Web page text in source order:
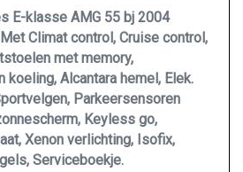
installatie
in hoogte verstelbaar
E-klasse AMG 55 bj 2004
Climat control, Cruise control,
met memory,
koeling, Alcantara hemel, Elek.
Parkeersensoren
Keyless go,
Xenon verlichting, Isofix,
Serviceboekje.